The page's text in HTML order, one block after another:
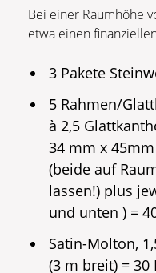
Bei einer Raumhöhe
etwa einen
3 Pakete
5 Rahmen/
à 2,5
34 mm x
(beide auf
lassen!) plus
und unten ) =
Satin-Molton,
(3 m breit) = 30